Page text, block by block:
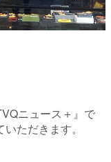
ニュース＋』で
ただきます。